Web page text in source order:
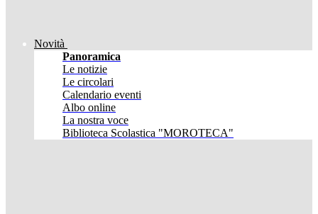
Novità
Panoramica
Le notizie
Le circolari
Calendario eventi
Albo online
La nostra voce
Biblioteca Scolastica "MOROTECA"